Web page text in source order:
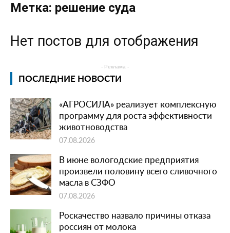
Метка: решение суда
Нет постов для отображения
- Реклама -
ПОСЛЕДНИЕ НОВОСТИ
«АГРОСИЛА» реализует комплексную
программу для роста эффективности
животноводства
07.08.2026
В июне вологодские предприятия
произвели половину всего сливочного
масла в СЗФО
07.08.2026
Роскачество назвало причины отказа
россиян от молока